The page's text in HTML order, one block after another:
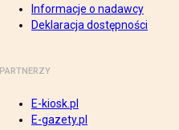
Informacje o nadawcy
Deklaracja dostępności
PARTNERZY
E-kiosk.pl
E-gazety.pl